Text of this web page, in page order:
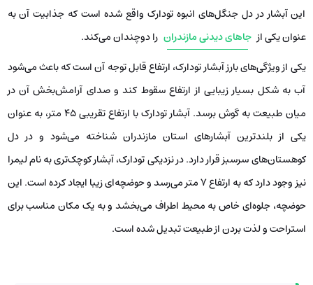
این آبشار در دل جنگل‌های انبوه تودارک واقع شده است که جذابیت آن به
عنوان یکی از جاهای دیدنی مازندران را دوچندان می‌کند.
یکی از ویژگی‌های بارز آبشار تودارک، ارتفاع قابل توجه آن است که باعث می‌شود
آب به شکل بسیار زیبایی از ارتفاع سقوط کند و صدای آرامش‌بخش آن در
میان طبیعت به گوش برسد. آبشار تودارک با ارتفاع تقریبی ۴۵ متر، به عنوان
یکی از بلندترین آبشارهای استان مازندران شناخته می‌شود و در دل
کوهستان‌های سرسبز قرار دارد. در نزدیکی تودارک، آبشار کوچک‌تری به نام لیمرا
نیز وجود دارد که به ارتفاع ۷ متر می‌رسد و حوضچه‌ای زیبا ایجاد کرده است. این
حوضچه، جلوه‌ای خاص به محیط اطراف می‌بخشد و به یک مکان مناسب برای
استراحت و لذت بردن از طبیعت تبدیل شده است.